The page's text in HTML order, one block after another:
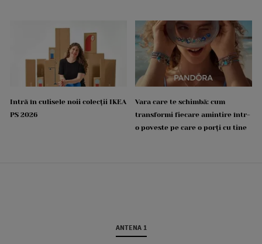
Intră în culisele noii colecții IKEA
PS 2026
Vara care te schimbă: cum
transformi fiecare amintire într-
o poveste pe care o porți cu tine
ANTENA 1